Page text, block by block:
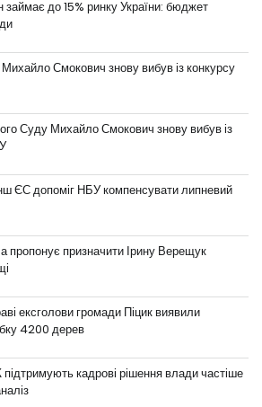
займає до 15% ринку України: бюджет
Смокович знову вибув із конкурсу
Суду Михайло Смокович знову вибув із
ЄС допоміг НБУ компенсувати липневий
пропонує призначити Ірину Верещук
ексголови громади Піцик виявили
4200 дерев
кадрові рішення влади частіше